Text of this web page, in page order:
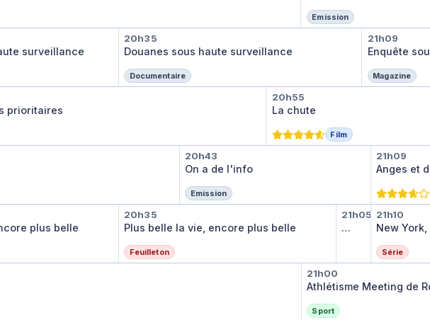
Emission
surveillance
haute surveillance
surveillance
Douanes sous haute surveillance
20h35
Douanes sous haute surveillance
Documentaire
21h09
Enquête
Magazine
prioritaires
prioritaires
La chute
20h55
La chute
Film
On a de l'info
20h43
On a de l'info
Emission
Anges
21h09
Anges et
encore plus belle
plus belle
Plus belle la vie, encore plus belle
20h35
Plus belle la vie, encore plus belle
Feuilleton
Petits plats
21h05
Petits plats en
…
New
21h10
New
Série
Athlétisme
21h00
Athlétisme Meeting de
Sport